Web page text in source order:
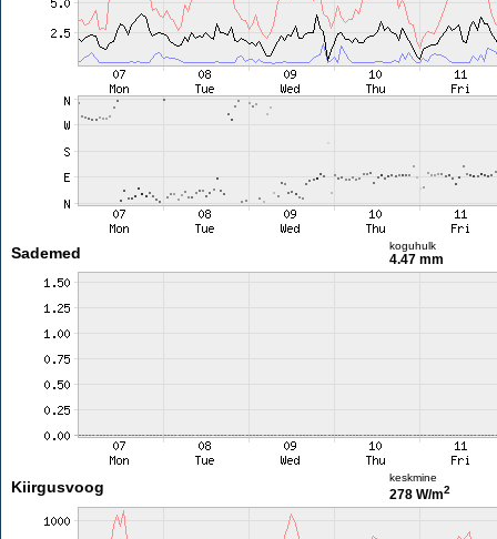
Sademed koguhulk
4.47 mm
Kiirgusvoog
keskmine
278 W/m2